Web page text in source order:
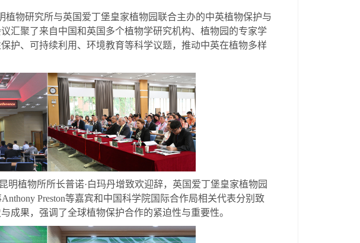
植物研究所与英国爱丁堡皇家植物园联合主办的中英植物保护与
汇聚了来自中国和英国多个植物学研究机构、植物园的专家学
护、可持续利用、环境教育等科学议题，推动中英在植物多样
明植物所所长普诺·白玛丹增致欢迎辞，英国爱丁堡皇家植物园
Anthony Preston等嘉宾和中国科学院国际合作局相关代表分别致
成果，强调了全球植物保护合作的紧迫性与重要性。